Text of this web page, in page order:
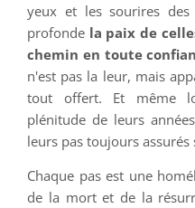
yeux et les sourires
profonde la paix de
chemin en toute
n'est pas la leur, mais
tout offert. Et même
plénitude de leurs
leurs pas toujours
Chaque pas est une
de la mort et de la